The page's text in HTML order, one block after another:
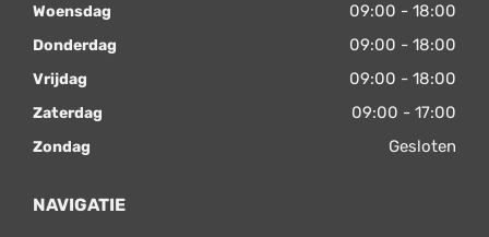
Woensdag 09:00 - 18:00
Donderdag 09:00 - 18:00
Vrijdag 09:00 - 18:00
Zaterdag 09:00 - 17:00
Zondag Gesloten
NAVIGATIE